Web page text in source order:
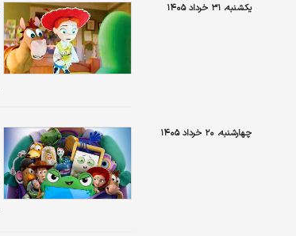
یکشنبه، ۳۱ خرداد ۱۴۰۵
چهارشنبه، ۲۰ خرداد ۱۴۰۵